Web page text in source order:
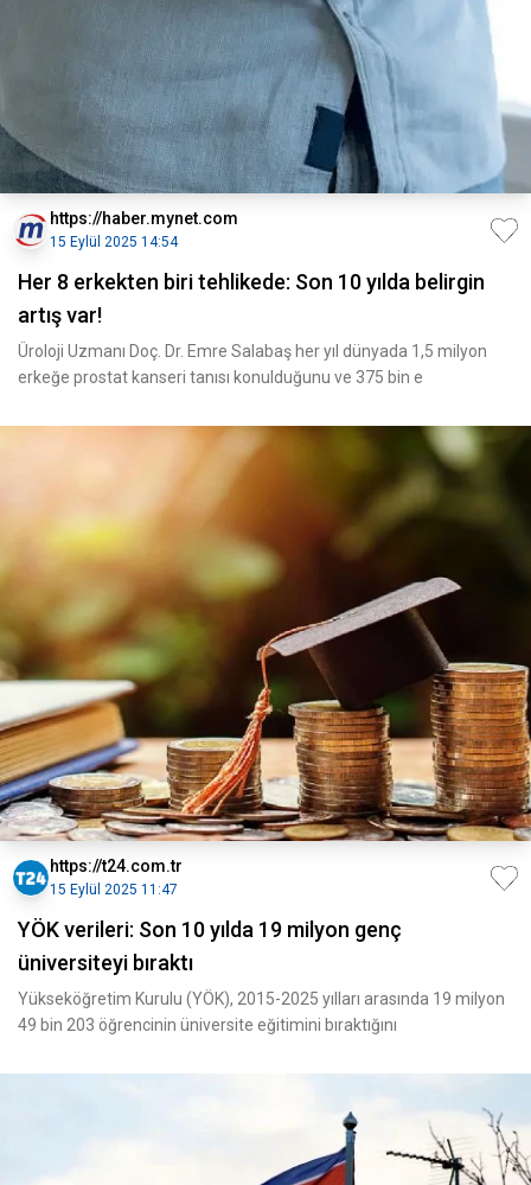
https://haber.mynet.com
15 Eylül 2025 14:54
Her 8 erkekten biri tehlikede: Son 10 yılda belirgin
artış var!
Üroloji Uzmanı Doç. Dr. Emre Salabaş her yıl dünyada 1,5 milyon
erkeğe prostat kanseri tanısı konulduğunu ve 375 bin e
https://t24.com.tr
15 Eylül 2025 11:47
YÖK verileri: Son 10 yılda 19 milyon genç
üniversiteyi bıraktı
Yükseköğretim Kurulu (YÖK), 2015-2025 yılları arasında 19 milyon
49 bin 203 öğrencinin üniversite eğitimini bıraktığını